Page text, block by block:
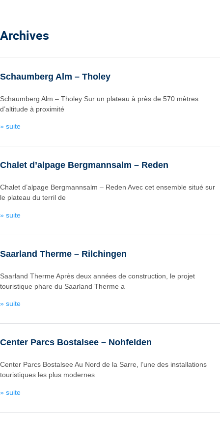
Archives
Schaumberg Alm – Tholey
Schaumberg Alm – Tholey Sur un plateau à près de 570 mètres
d’altitude à proximité
» suite
Chalet d’alpage Bergmannsalm – Reden
Chalet d’alpage Bergmannsalm – Reden Avec cet ensemble situé sur
le plateau du terril de
» suite
Saarland Therme – Rilchingen
Saarland Therme Après deux années de construction, le projet
touristique phare du Saarland Therme a
» suite
Center Parcs Bostalsee – Nohfelden
Center Parcs Bostalsee Au Nord de la Sarre, l’une des installations
touristiques les plus modernes
» suite